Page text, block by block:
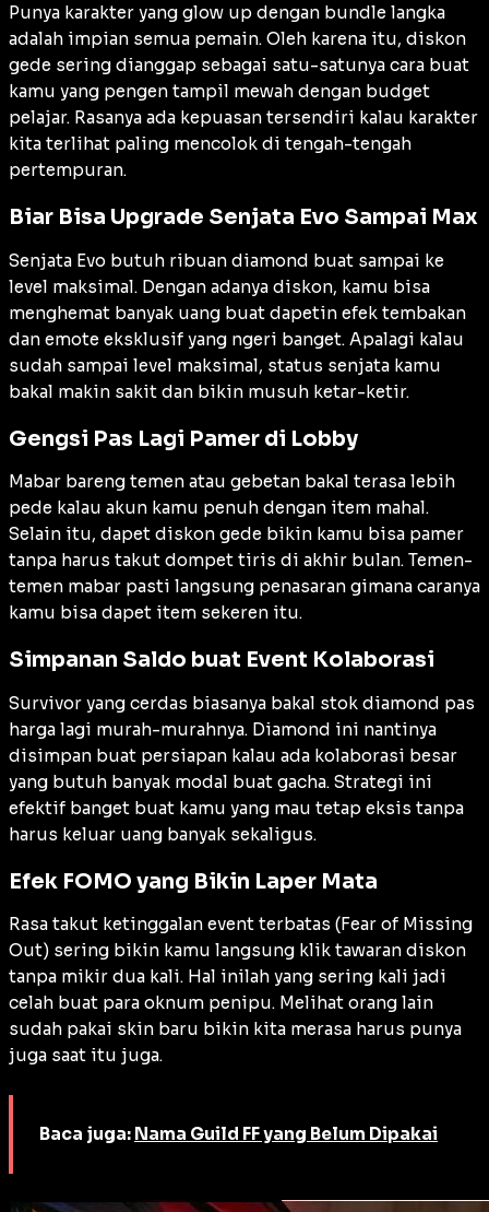
Punya karakter yang glow up dengan bundle langka
adalah impian semua pemain. Oleh karena itu, diskon
gede sering dianggap sebagai satu-satunya cara buat
kamu yang pengen tampil mewah dengan budget
pelajar. Rasanya ada kepuasan tersendiri kalau karakter
kita terlihat paling mencolok di tengah-tengah
pertempuran.
Biar Bisa Upgrade Senjata Evo Sampai Max
Senjata Evo butuh ribuan diamond buat sampai ke
level maksimal. Dengan adanya diskon, kamu bisa
menghemat banyak uang buat dapetin efek tembakan
dan emote eksklusif yang ngeri banget. Apalagi kalau
sudah sampai level maksimal, status senjata kamu
bakal makin sakit dan bikin musuh ketar-ketir.
Gengsi Pas Lagi Pamer di Lobby
Mabar bareng temen atau gebetan bakal terasa lebih
pede kalau akun kamu penuh dengan item mahal.
Selain itu, dapet diskon gede bikin kamu bisa pamer
tanpa harus takut dompet tiris di akhir bulan. Temen-
temen mabar pasti langsung penasaran gimana caranya
kamu bisa dapet item sekeren itu.
Simpanan Saldo buat Event Kolaborasi
Survivor yang cerdas biasanya bakal stok diamond pas
harga lagi murah-murahnya. Diamond ini nantinya
disimpan buat persiapan kalau ada kolaborasi besar
yang butuh banyak modal buat gacha. Strategi ini
efektif banget buat kamu yang mau tetap eksis tanpa
harus keluar uang banyak sekaligus.
Efek FOMO yang Bikin Laper Mata
Rasa takut ketinggalan event terbatas (Fear of Missing
Out) sering bikin kamu langsung klik tawaran diskon
tanpa mikir dua kali. Hal inilah yang sering kali jadi
celah buat para oknum penipu. Melihat orang lain
sudah pakai skin baru bikin kita merasa harus punya
juga saat itu juga.
Baca juga: Nama Guild FF yang Belum Dipakai